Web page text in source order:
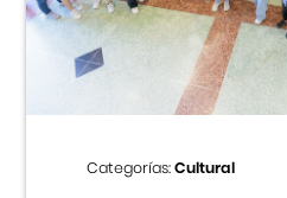
Centro Cultural
Museo de la
Categorías:Cultural